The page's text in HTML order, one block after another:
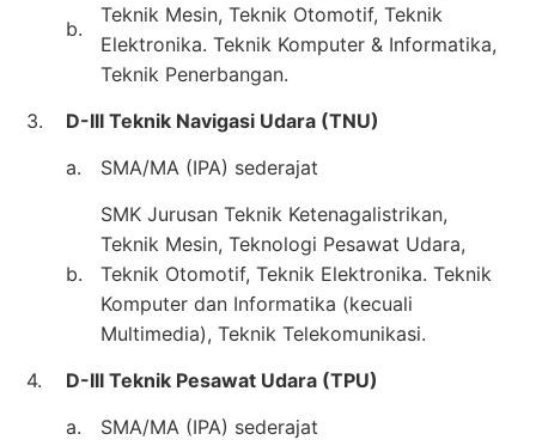
b.
Teknik Mesin, Teknik Otomotif, Teknik
Elektronika. Teknik Komputer & Informatika,
Teknik Penerbangan.
3.
D-III Teknik Navigasi Udara (TNU)
a.
SMA/MA (IPA) sederajat
b.
SMK Jurusan Teknik Ketenagalistrikan,
Teknik Mesin, Teknologi Pesawat Udara,
Teknik Otomotif, Teknik Elektronika. Teknik
Komputer dan Informatika (kecuali
Multimedia), Teknik Telekomunikasi.
4.
D-III Teknik Pesawat Udara (TPU)
a.
SMA/MA (IPA) sederajat